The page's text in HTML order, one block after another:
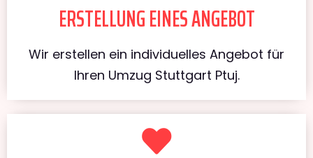
ERSTELLUNG EINES ANGEBOT
Wir erstellen ein individuelles Angebot für
Ihren Umzug Stuttgart Ptuj.